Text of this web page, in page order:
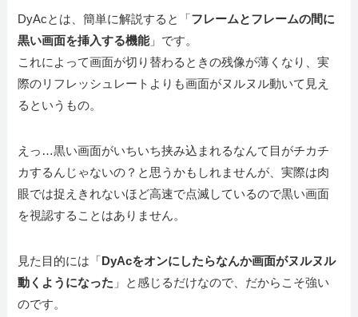
DyAcとは、簡単に解説すると「フレームとフレームの間に
黒い画面を挿入する機能」です。
これによって画面が切り替わるときの残像が薄くなり、実
際のリフレッシュレートよりも画面がヌルヌル動いて見え
るというもの。
えっ…黒い画面がいちいち挟み込まれるなんて目がチカチ
カするんじゃないの？ と思うかもしれませんが、実際は肉
眼では捉えきれないほど高速で点滅しているので黒い画面
を視認することはありません。
見た目的には「DyAcをオンにしたらなんか画面がヌルヌル
動くようになった 」と感じるだけなので、だからこそ強い
のです。